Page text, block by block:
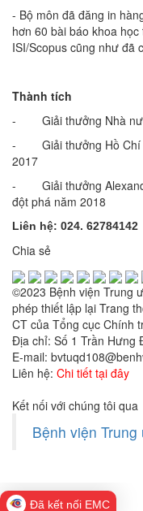
- Bộ môn đã đăng in
hơn 60 bài báo khoa
ISI/Scopus cũng như đã
Thành tích
- Giải thưởng Nhà
- Giải thưởng Hồ Chí
2017
- Giải thưởng
đột phá năm 2018
Liên hệ: 024. 62784142
Chia sẻ
©2023 Bệnh viện Trung
phép thiết lập lại Trang
CT của Tổng cục Chính
Địa chỉ: Số 1 Trần Hưng
E-mail:
Liên hệ: Chi tiết tại đây
Kết nối với chúng tôi qua
Bệnh viện
Đã kết nối EMC